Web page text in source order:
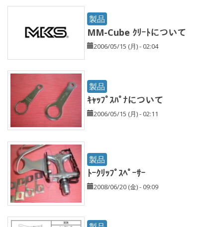
製品
MM-Cube ｸﾘｰﾄについて
2006/05/15 (月) - 02:04
製品
ｷｬｯﾌﾟｽﾊﾟﾅについて
2006/05/15 (月) - 02:11
製品
ﾄｰｸﾘｯﾌﾟｽﾍﾟｰｻｰ
2008/06/20 (金) - 09:09